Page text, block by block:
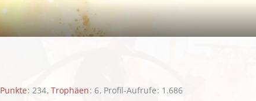
Punkte 234 Trophäen 6 Profil-Aufrufe 1.686